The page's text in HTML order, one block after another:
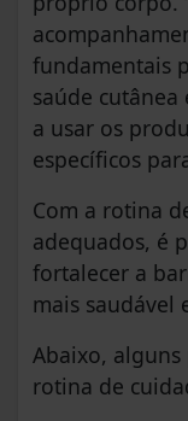
fundamentais
saúde
a usar os
específicos
Com a rotina
adequados, é
fortalecer a
mais saudável
Abaixo,
rotina de